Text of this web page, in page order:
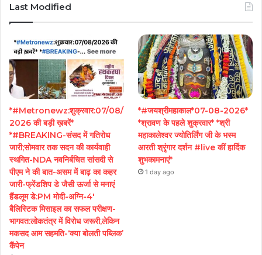
Last Modified
*#Metronewz:शुक्रवार:07/08/
2026 की बड़ी ख़बरें*
*#BREAKING-संसद में गतिरोध
जारी;सोमवार तक सदन की कार्यवाही
स्थगित-NDA नवनिर्बचित सांसदी से
पीएम ने की बात-असम में बाढ़ का कहर
जारी-फ्रेंडशिप डे जैसी ऊर्जा से मनाएं
हैंडलूम डे:PM मोदी-अग्नि-4′
बैलिस्टिक मिसाइल का सफल परीक्षण-
भागवत:लोकतंत्र में विरोध जरूरी,लेकिन
मकसद आम सहमति-‘क्या बोलती पब्लिक’
कैंपेन
*#जयश्रीमहाकाल*07-08-2026*
*श्रावण के पहले शुक्रवार* *श्री
महाकालेश्वर ज्योतिर्लिंग जी के भस्म
आरती श्रृंगार दर्शन #live कीं हार्दिक
शुभकामनाएं*
1 day ago